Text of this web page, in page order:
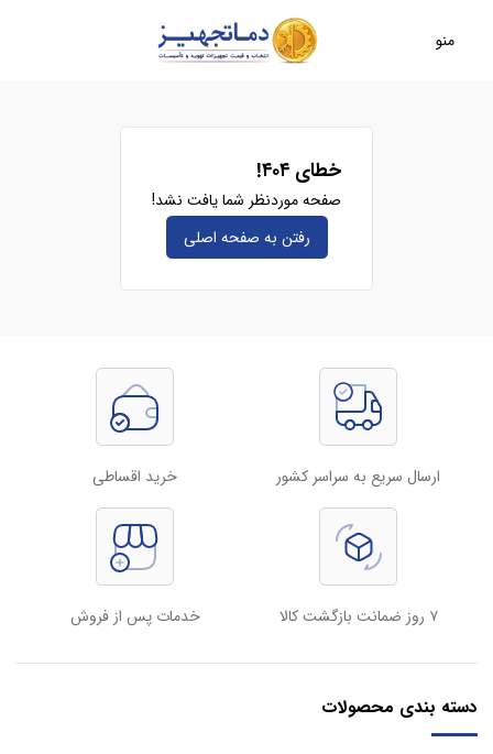
منو
خطای ۴۰۴!
صفحه موردنظر شما یافت نشد!
رفتن به صفحه‌ اصلی
ارسال سریع به سراسر کشور خرید اقساطی
۷ روز ضمانت بازگشت کالا خدمات پس از فروش
دسته بندی محصولات